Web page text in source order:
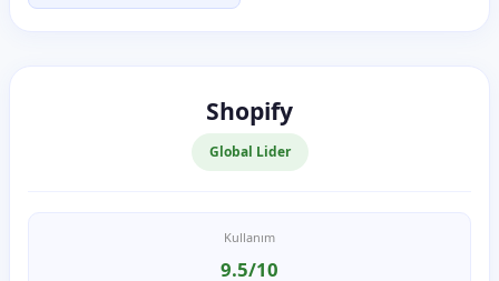
Shopify
Global Lider
Kullanım
9.5/10